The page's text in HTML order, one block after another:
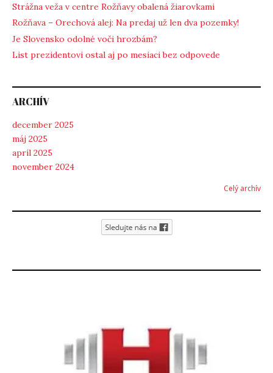
Strážna veža v centre Rožňavy obalená žiarovkami
Rožňava – Orechová alej: Na predaj už len dva pozemky!
Je Slovensko odolné voči hrozbám?
List prezidentovi ostal aj po mesiaci bez odpovede
ARCHÍV
december 2025
máj 2025
apríl 2025
november 2024
Celý archív